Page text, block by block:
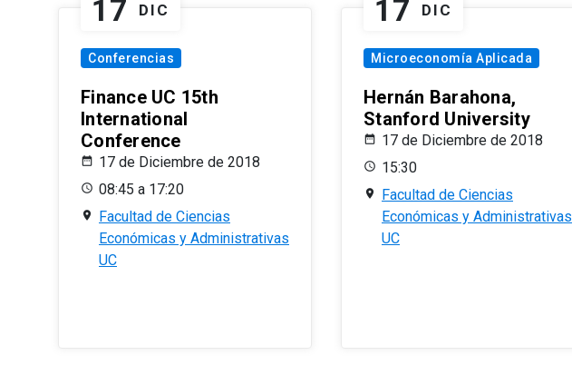
17 DIC
Conferencias
Finance UC 15th
International
Conference
17 de Diciembre de 2018
08:45 a 17:20
Facultad de Ciencias
Económicas y Administrativas
UC
17 DIC
Microeconomía Aplicada
Hernán Barahona,
Stanford University
17 de Diciembre de 2018
15:30
Facultad de Ciencias
Económicas y Administrativas
UC